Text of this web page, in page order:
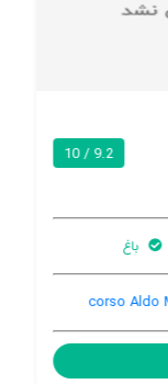
8.6 / 10
اختصاصی
Via Giovanni